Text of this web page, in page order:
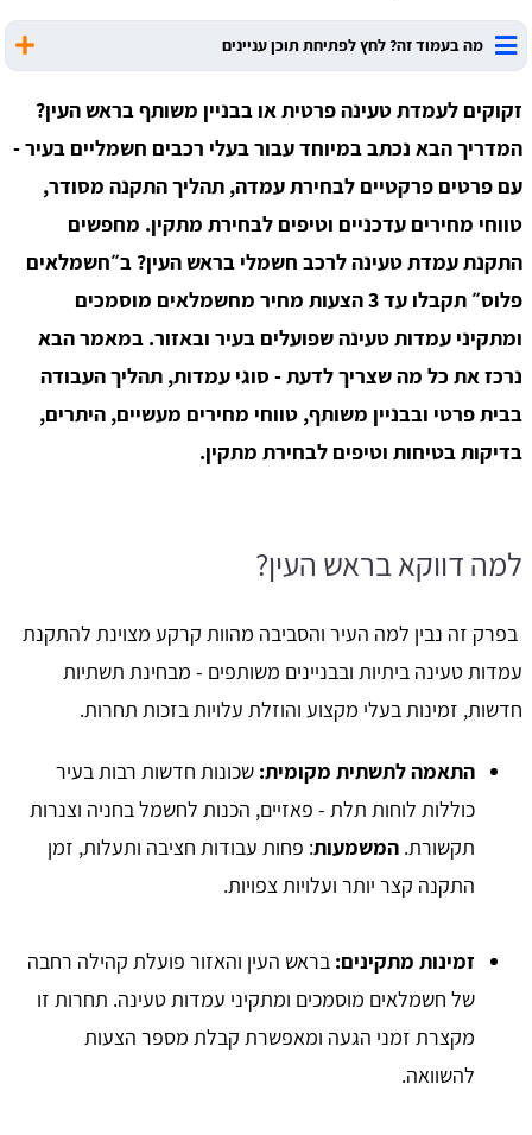
מה בעמוד זה? לחץ לפתיחת תוכן עניינים
זקוקים לעמדת טעינה פרטית או בבניין משותף בראש העין?
המדריך הבא נכתב במיוחד עבור בעלי רכבים חשמליים בעיר -
עם פרטים פרקטיים לבחירת עמדה, תהליך התקנה מסודר,
טווחי מחירים עדכניים וטיפים לבחירת מתקין. מחפשים
התקנת עמדת טעינה לרכב חשמלי בראש העין? ב״חשמלאים
פלוס״ תקבלו עד 3 הצעות מחיר מחשמלאים מוסמכים
ומתקיני עמדות טעינה שפועלים בעיר ובאזור. במאמר הבא
נרכז את כל מה שצריך לדעת - סוגי עמדות, תהליך העבודה
בבית פרטי ובבניין משותף, טווחי מחירים מעשיים, היתרים,
בדיקות בטיחות וטיפים לבחירת מתקין.
למה דווקא בראש העין?
בפרק זה נבין למה העיר והסביבה מהוות קרקע מצוינת להתקנת
עמדות טעינה ביתיות ובבניינים משותפים - מבחינת תשתיות
חדשות, זמינות בעלי מקצוע והוזלת עלויות בזכות תחרות.
התאמה לתשתית מקומית: שכונות חדשות רבות בעיר
כוללות לוחות תלת - פאזיים, הכנות לחשמל בחניה וצנרות
תקשורת. המשמעות: פחות עבודות חציבה ותעלות, זמן
התקנה קצר יותר ועלויות צפויות.
זמינות מתקינים: בראש העין והאזור פועלת קהילה רחבה
של חשמלאים מוסמכים ומתקיני עמדות טעינה. תחרות זו
מקצרת זמני הגעה ומאפשרת קבלת מספר הצעות
להשוואה.